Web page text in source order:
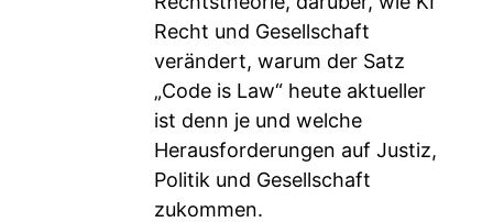
Recht und Gesellschaft
verändert, warum der Satz
„Code is Law“ heute aktueller
ist denn je und welche
Herausforderungen auf Justiz,
Politik und Gesellschaft
zukommen.